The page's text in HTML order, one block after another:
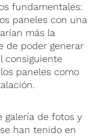
fundamentales:
paneles con una
más la
de poder generar
consiguiente
paneles como
galería de fotos y
han tenido en